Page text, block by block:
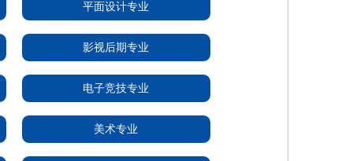
平面设计专业
影视后期专业
电子竞技专业
美术专业